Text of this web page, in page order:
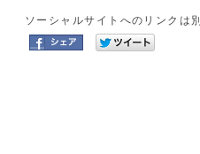
ソーシャルサイトへのリンクは